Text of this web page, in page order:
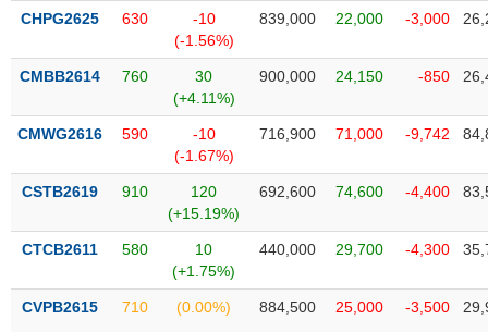
CHPG2625 630
-10
(-1.56%)
839,000 22,000 -3,000
CMBB2614 760
30
(+4.11%)
900,000 24,150 -850
CMWG2616 590
-10
(-1.67%)
716,900 71,000 -9,742
CSTB2619 910
120
(+15.19%)
692,600 74,600 -4,400
CTCB2611 580
10
(+1.75%)
440,000 29,700 -4,300
CVPB2615 710 (0.00%) 884,500 25,000 -3,500
phân
(-)
ngữ
vụ
(-)